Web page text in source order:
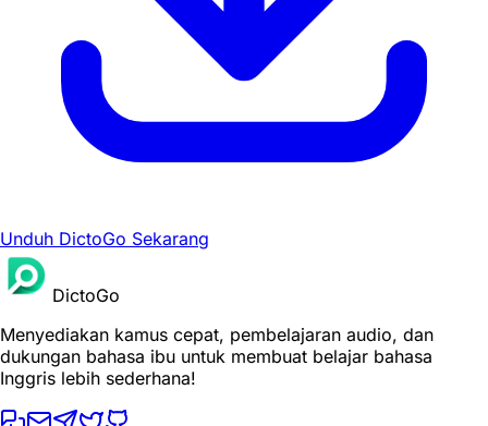
Unduh DictoGo Sekarang
DictoGo
Menyediakan kamus cepat, pembelajaran audio, dan
dukungan bahasa ibu untuk membuat belajar bahasa
Inggris lebih sederhana!